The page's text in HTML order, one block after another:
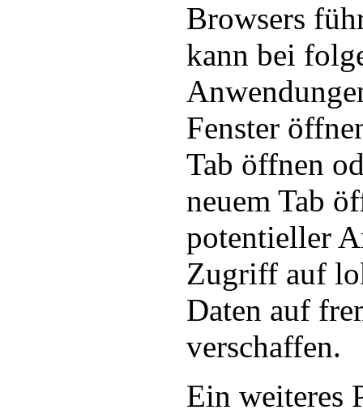
Browsers
kann bei
Fenster
Tab öffnen
neuem Tab
potentieller
Zugriff auf
Daten auf
verschaffen.
Ein weiteres